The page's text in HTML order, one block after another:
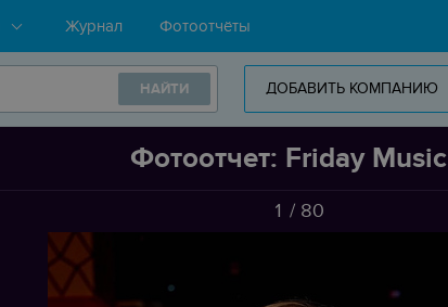
Журнал Фотоотчёты
НАЙТИ ДОБАВИТЬ КОМПАНИЮ
Фотоотчет: Friday Music
1 / 80